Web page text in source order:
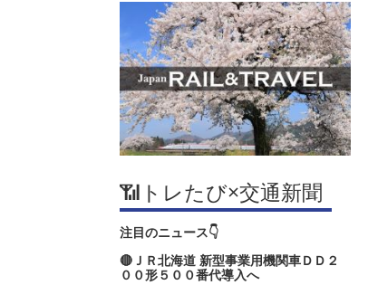
📶トレたび×交通新聞
注目のニュース👇
🔴ＪＲ北海道 新型事業用機関車ＤＤ２
００形５００番代導入へ